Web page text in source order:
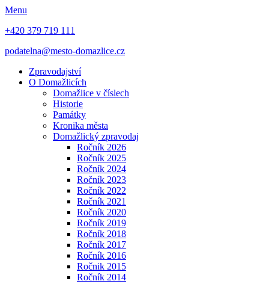
Menu
+420 379 719 111
podatelna@mesto-domazlice.cz
Zpravodajství
O Domažlicích
Domažlice v číslech
Historie
Památky
Kronika města
Domažlický zpravodaj
Ročník 2026
Ročník 2025
Ročník 2024
Ročník 2023
Ročník 2022
Ročník 2021
Ročník 2020
Ročník 2019
Ročník 2018
Ročník 2017
Ročník 2016
Ročnik 2015
Ročník 2014